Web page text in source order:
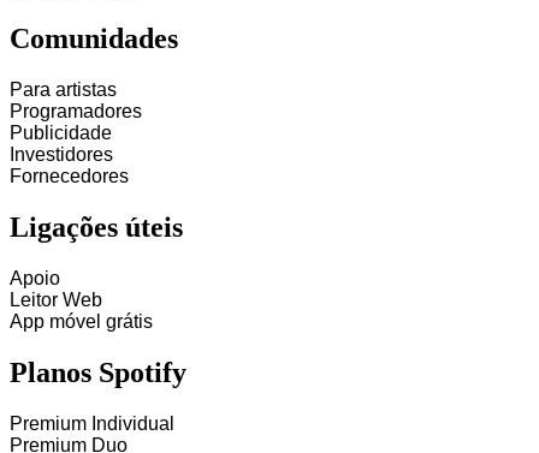
Comunidades
Para artistas
Programadores
Publicidade
Investidores
Fornecedores
Ligações úteis
Apoio
Leitor Web
App móvel grátis
Planos Spotify
Premium Individual
Premium Duo